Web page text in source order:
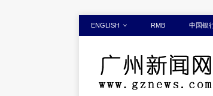
ENGLISH RMB 中国银